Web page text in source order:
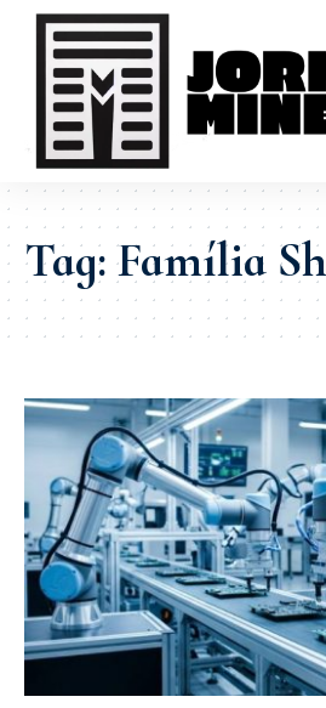
Tag:Família